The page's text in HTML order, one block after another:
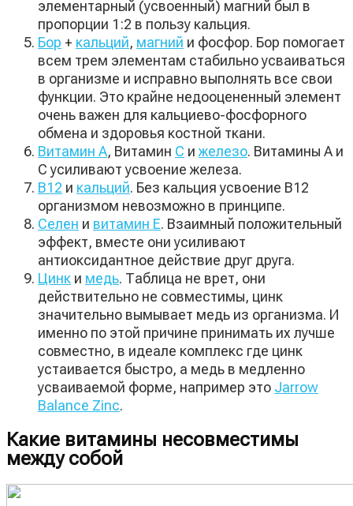
элементарный (усвоенный) магний был в
пропорции 1:2 в пользу кальция.
Бор + кальций, магний и фосфор. Бор помогает
всем трем элементам стабильно усваиваться
в организме и исправно выполнять все свои
функции. Это крайне недооцененный элемент
очень важен для кальциево-фосфорного
обмена и здоровья костной ткани.
Витамин А, Витамин С ижелезо. Витамины А и
С усиливают усвоение железа.
В12 и кальций. Без кальция усвоение В12
организмом невозможно в принципе.
Селен и витамин Е. Взаимный положительный
эффект, вместе они усиливают
антиоксидантное действие друг друга.
Цинк и медь. Таблица не врет, они
действительно не совместимы, цинк
значительно вымывает медь из организма. И
именно по этой причине принимать их лучше
совместно, в идеале комплекс где цинк
устаивается быстро, а медь в медленно
усваиваемой форме, например это Jarrow
Balance Zinc.
Какие витамины несовместимы
между собой